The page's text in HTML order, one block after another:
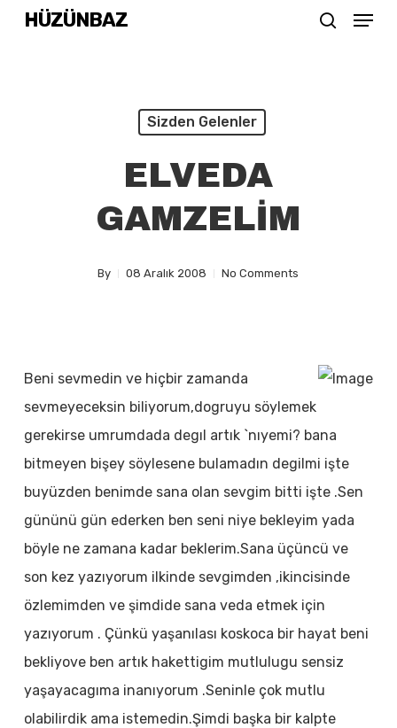
SkipHÜZÜNBAZ Menu
Sizden Gelenler
ELVEDA
GAMZELİM
By 08 Aralık 2008 No Comments
Beni sevmedin ve hiçbir zamanda
sevmeyeceksin biliyorum,dogruyu söylemek
gerekirse umrumdada degıl artık `nıyemi? bana
bitmeyen bişey söylesene bulamadın degilmi işte
buyüzden benimde sana olan sevgim bitti işte .Sen
gününü gün ederken ben seni niye bekleyim yada
böyle ne zamana kadar beklerim.Sana üçüncü ve
son kez yazıyorum ilkinde sevgimden ,ikincisinde
özlemimden ve şimdide sana veda etmek için
yazıyorum . Çünkü yaşanılası koskoca bir hayat beni
bekliyove ben artık hakettigim mutlulugu sensiz
yaşayacagıma inanıyorum .Seninle çok mutlu
olabilirdik ama istemedin.Şimdi başka bir kalpte